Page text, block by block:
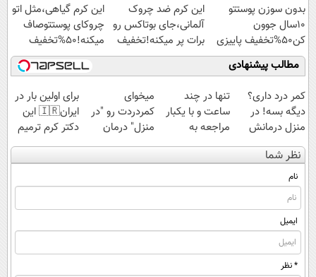
بدون سوزن پوستتو
10سال جوون
کن50%تخفیف پاییزی
این کرم ضد چروک
آلمانی،جای بوتاکس رو
برات پر میکنه!تخفیف
تا امشب
این کرم گیاهی،مثل اتو
چروکای پوستتوصاف
میکنه!50%تخفیف
مطالب پیشنهادی
کمر درد داری؟
دیگه بسه! در
منزل درمانش
کن
(◀پرسش‌نامه)
تنها در چند
ساعت و با یکبار
مراجعه به
خودرو45
میخوای
کمردردت رو "در
منزل" درمان
کنی؟ (◂فیلم +
◂پرسش‌نامه)
برای اولین بار در
ایران🇮🇷 این
دکتر کرم ترمیم
کننده 23 روزه
ساخت!
نظر شما
نام
ایمیل
* نظر